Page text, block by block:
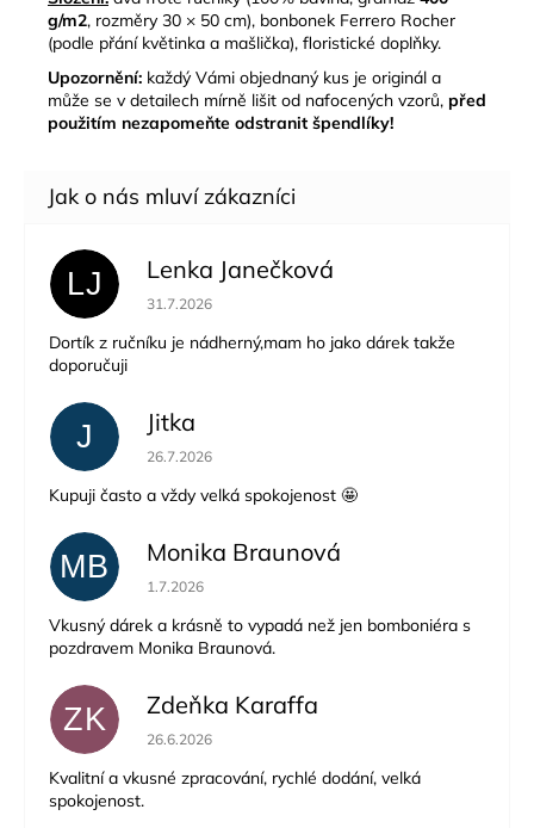
g/m2, rozměry 30 × 50 cm), bonbonek Ferrero Rocher
(podle přání květinka a mašlička), floristické doplňky.
Upozornění: každý Vámi objednaný kus je originál a
může se v detailech mírně lišit od nafocených vzorů, před
použitím nezapomeňte odstranit špendlíky!
LJ Lenka Janečková
Hodnocení obchodu je 5 z 5 hvězdiček.
31.7.2026
Dortík z ručníku je nádherný,mam ho jako dárek takže
doporučuji
J Jitka
Hodnocení obchodu je 5 z 5 hvězdiček.
26.7.2026
Kupuji často a vždy velká spokojenost 🤩
MB Monika Braunová
Hodnocení obchodu je 5 z 5 hvězdiček.
1.7.2026
Vkusný dárek a krásně to vypadá než jen bomboniéra s
pozdravem Monika Braunová.
ZK Zdeňka Karaffa
Hodnocení obchodu je 5 z 5 hvězdiček.
26.6.2026
Kvalitní a vkusné zpracování, rychlé dodání, velká
spokojenost.